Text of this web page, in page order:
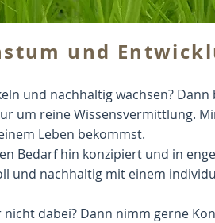
und
und nachhaltig wachsen?
um reine Wissensvermittlung.
Leben bekommst.
Bedarf hin konzipiert und in
und nachhaltig mit einem
nicht dabei? Dann nimm gerne